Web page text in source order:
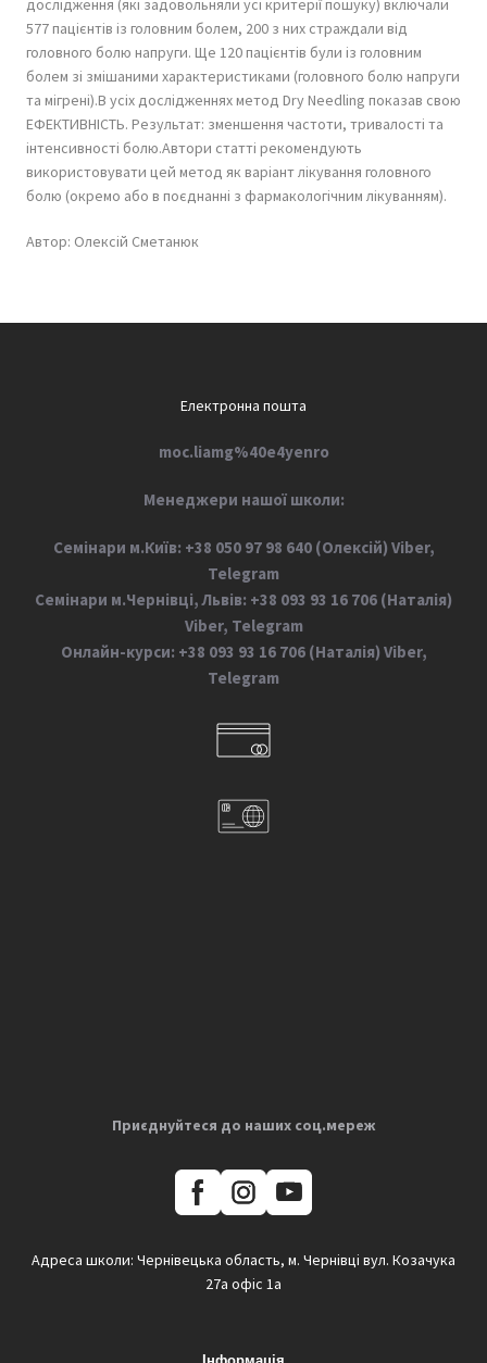
577 пацієнтів із головним болем, 200 з них страждали від
головного болю напруги. Ще 120 пацієнтів були із головним
болем зі змішаними характеристиками (головного болю напруги
та мігрені).В усіх дослідженнях метод Dry Needling показав свою
ЕФЕКТИВНІСТЬ. Результат: зменшення частоти, тривалості та
інтенсивності болю.Автори статті рекомендують
використовувати цей метод як варіант лікування головного
болю (окремо або в поєднанні з фармакологічним лікуванням).
Автор: Олексій Сметанюк
Електронна пошта
moc.liamg%40e4yenro
Менеджери нашої школи:
Семінари м.Київ: +38 050 97 98 640 (Олексій) Viber,
Telegram
Семінари м.Чернівці, Львів: +38 093 93 16 706 (Наталія)
Viber, Telegram
Онлайн-курси: +38 093 93 16 706 (Наталія) Viber,
Telegram
Приєднуйтеся до наших соц.мереж
Адреса школи: Чернівецька область, м. Чернівці вул. Козачука
27а офіс 1а